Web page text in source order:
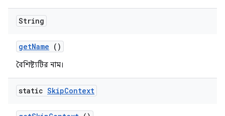
String
getName ()
বৈশিষ্ট্যটির নাম।
static SkipContext